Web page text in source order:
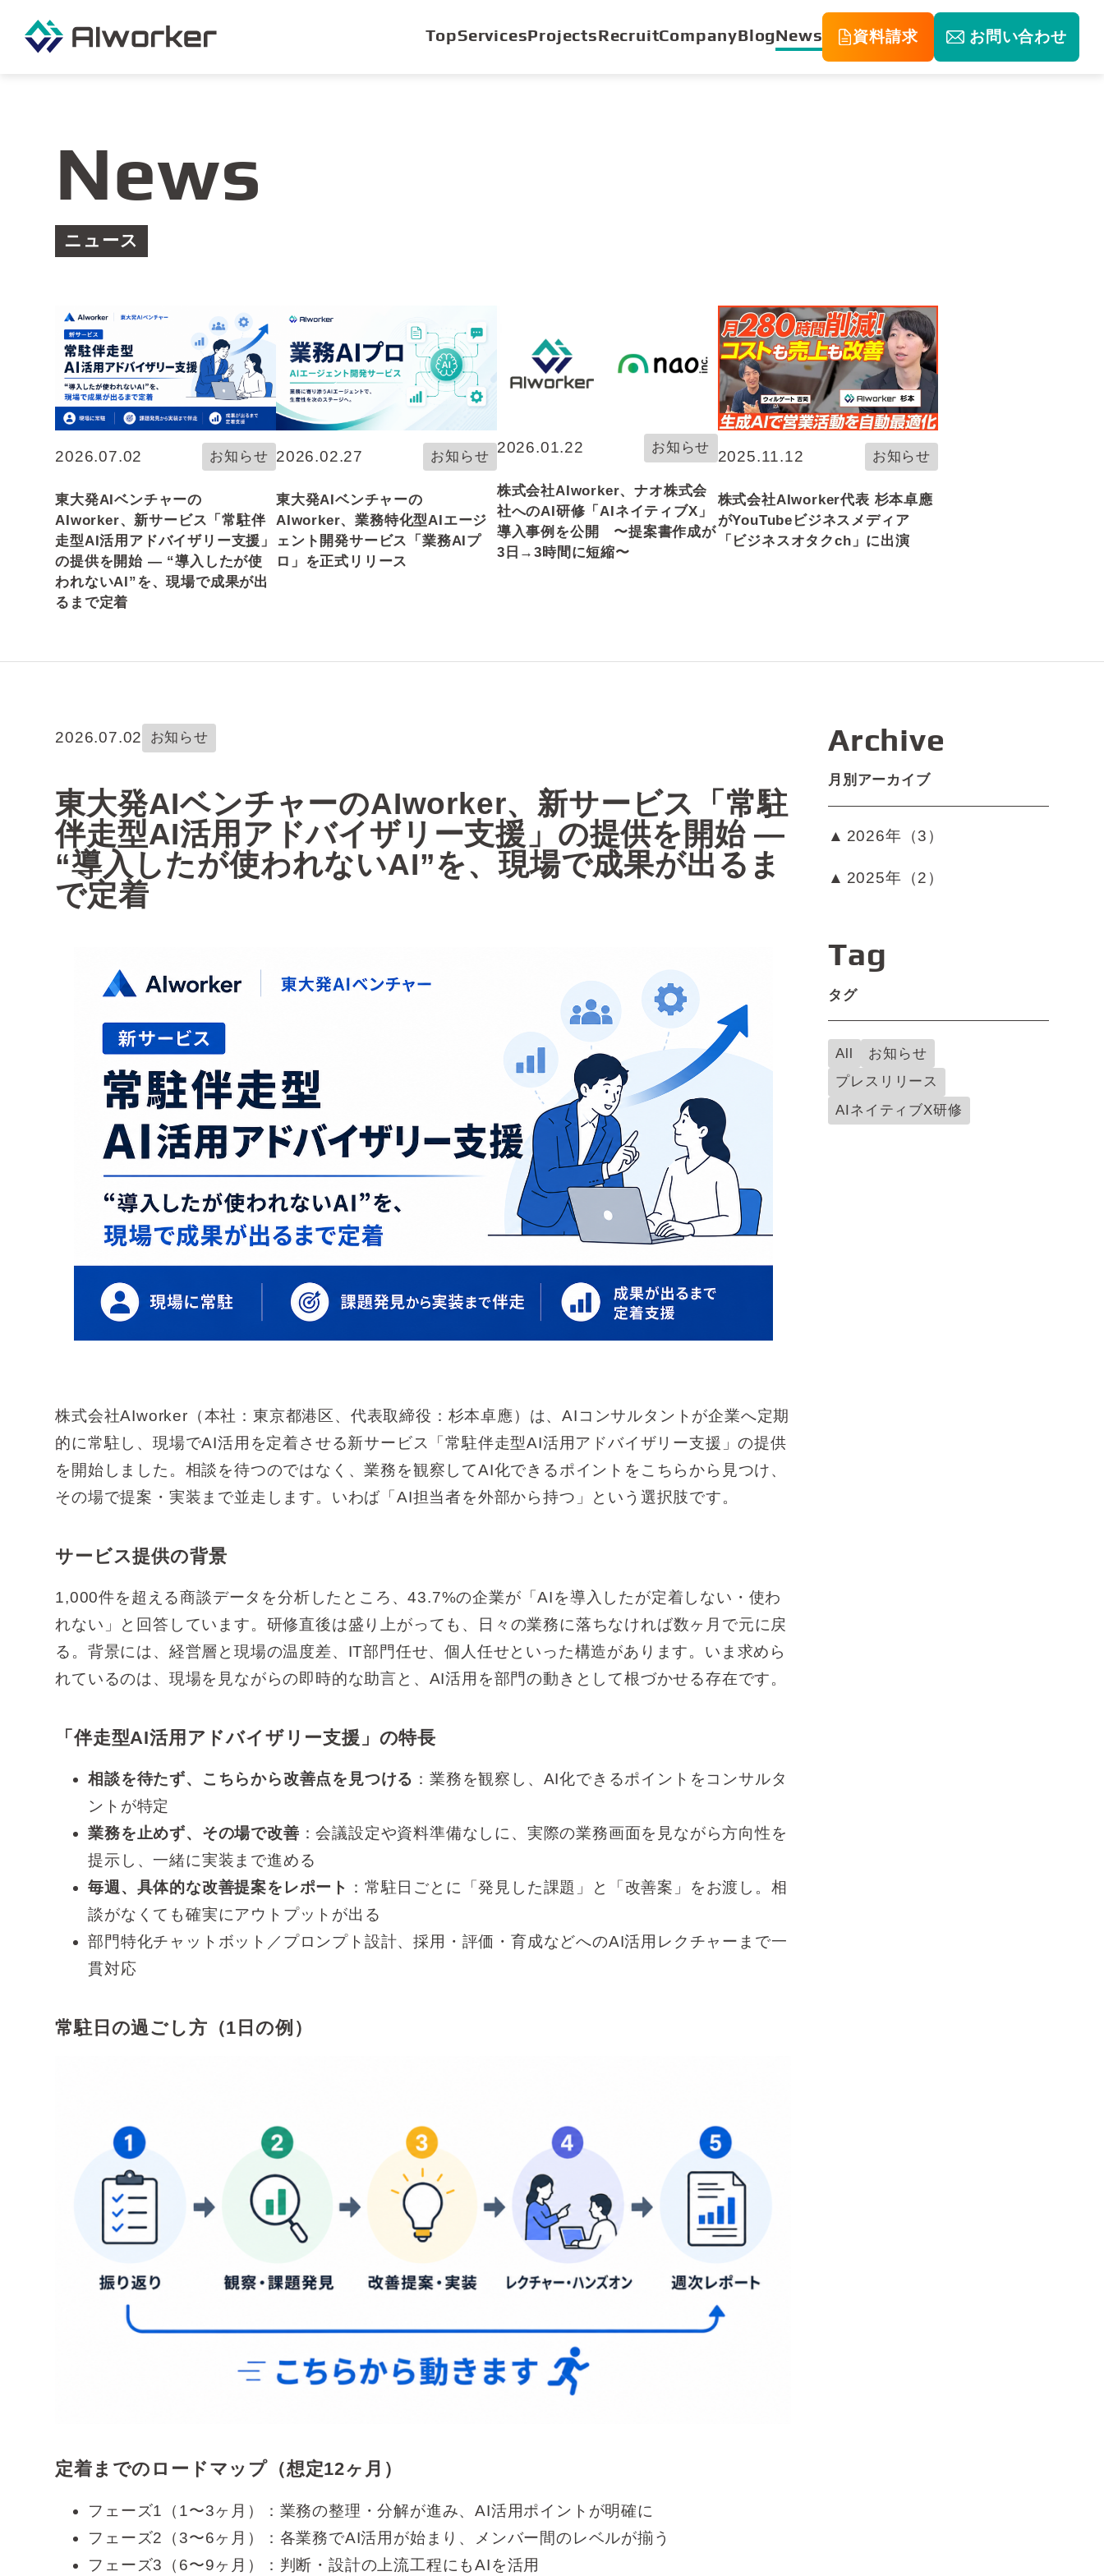
TopServicesProjectsRecruitCompanyBlogNews 資料請求 お問い合わせ
News
ニュース
2026.07.02 お知らせ
東大発AIベンチャーの
AIworker、新サービス「常駐伴
走型AI活用アドバイザリー支援」
の提供を開始 ― “導入したが使
われないAI”を、現場で成果が出
るまで定着
2026.02.27 お知らせ
東大発AIベンチャーの
AIworker、業務特化型AIエージ
ェント開発サービス「業務AIプ
ロ」を正式リリース
2026.01.22 お知らせ
株式会社AIworker、ナオ株式会
社へのAI研修「AIネイティブX」
導入事例を公開 〜提案書作成が
3日→3時間に短縮〜
2025.11.12 お知らせ
株式会社AIworker代表 杉本卓應
がYouTubeビジネスメディア
「ビジネスオタクch」に出演
2026.07.02 お知らせ
東大発AIベンチャーのAIworker、新サービス「常駐
伴走型AI活用アドバイザリー支援」の提供を開始 ―
“導入したが使われないAI”を、現場で成果が出るま
で定着
株式会社AIworker（本社：東京都港区、代表取締役：杉本卓應）は、AIコンサルタントが企業へ定期
的に常駐し、現場でAI活用を定着させる新サービス「常駐伴走型AI活用アドバイザリー支援」の提供
を開始しました。相談を待つのではなく、業務を観察してAI化できるポイントをこちらから見つけ、
その場で提案・実装まで並走します。いわば「AI担当者を外部から持つ」という選択肢です。
サービス提供の背景
1,000件を超える商談データを分析したところ、43.7%の企業が「AIを導入したが定着しない・使わ
れない」と回答しています。研修直後は盛り上がっても、日々の業務に落ちなければ数ヶ月で元に戻
る。背景には、経営層と現場の温度差、IT部門任せ、個人任せといった構造があります。いま求めら
れているのは、現場を見ながらの即時的な助言と、AI活用を部門の動きとして根づかせる存在です。
「伴走型AI活用アドバイザリー支援」の特長
相談を待たず、こちらから改善点を見つける ：業務を観察し、AI化できるポイントをコンサルタ
ントが特定
業務を止めず、その場で改善 ：会議設定や資料準備なしに、実際の業務画面を見ながら方向性を
提示し、一緒に実装まで進める
毎週、具体的な改善提案をレポート ：常駐日ごとに「発見した課題」と「改善案」をお渡し。相
談がなくても確実にアウトプットが出る
部門特化チャットボット／プロンプト設計、採用・評価・育成などへのAI活用レクチャーまで一
貫対応
常駐日の過ごし方（1日の例）
定着までのロードマップ（想定12ヶ月）
フェーズ1（1〜3ヶ月）：業務の整理・分解が進み、AI活用ポイントが明確に
フェーズ2（3〜6ヶ月）：各業務でAI活用が始まり、メンバー間のレベルが揃う
フェーズ3（6〜9ヶ月）：判断・設計の上流工程にもAIを活用
Archive
月別アーカイブ
2026年（3）
2025年（2）
Tag
タグ
All
お知らせ
プレスリリース
AIネイティブX研修